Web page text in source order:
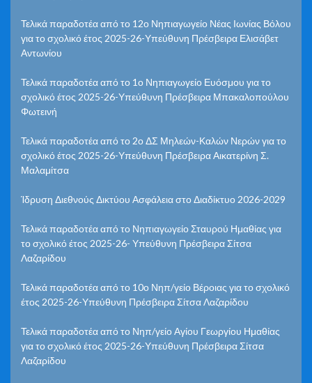
Τελικά παραδοτέα από το 12ο Νηπιαγωγείο Νέας Ιωνίας Βόλου
για το σχολικό έτος 2025-26-Υπεύθυνη Πρέσβειρα Ελισάβετ
Αντωνίου
Τελικά παραδοτέα από το 1ο Νηπιαγωγείο Ευόσμου για το
σχολικό έτος 2025-26-Υπεύθυνη Πρέσβειρα Μπακαλοπούλου
Φωτεινή
Τελικά παραδοτέα από το 2ο ΔΣ Μηλεών-Καλών Νερών για το
σχολικό έτος 2025-26-Υπεύθυνη Πρέσβειρα Αικατερίνη Σ.
Μαλαμίτσα
Ίδρυση Διεθνούς Δικτύου Ασφάλεια στο Διαδίκτυο 2026-2029
Τελικά παραδοτέα από το Νηπιαγωγείο Σταυρού Ημαθίας για
το σχολικό έτος 2025-26- Υπεύθυνη Πρέσβειρα Σίτσα
Λαζαρίδου
Τελικά παραδοτέα από το 10ο Νηπ/γείο Βέροιας για το σχολικό
έτος 2025-26-Υπεύθυνη Πρέσβειρα Σίτσα Λαζαρίδου
Τελικά παραδοτέα από το Νηπ/γείο Αγίου Γεωργίου Ημαθίας
για το σχολικό έτος 2025-26-Υπεύθυνη Πρέσβειρα Σίτσα
Λαζαρίδου